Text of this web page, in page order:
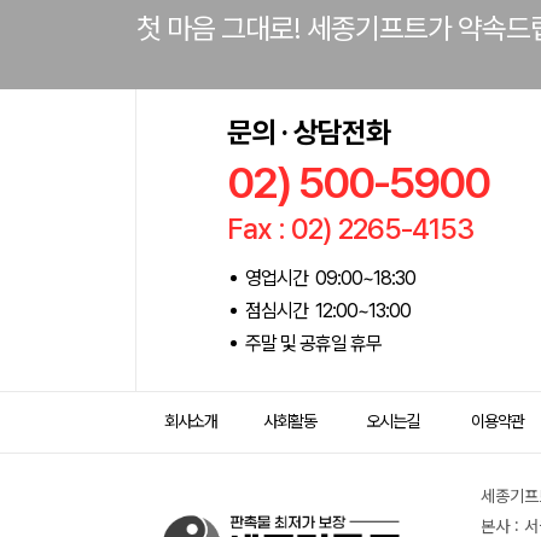
첫 마음 그대로! 세종기프트가 약속드
문의 · 상담전화
02) 500-5900
Fax : 02) 2265-4153
영업시간 09:00~18:30
점심시간 12:00~13:00
주말 및 공휴일 휴무
회사소개 사회활동 오시는길 이용약관
세종기
본사 :